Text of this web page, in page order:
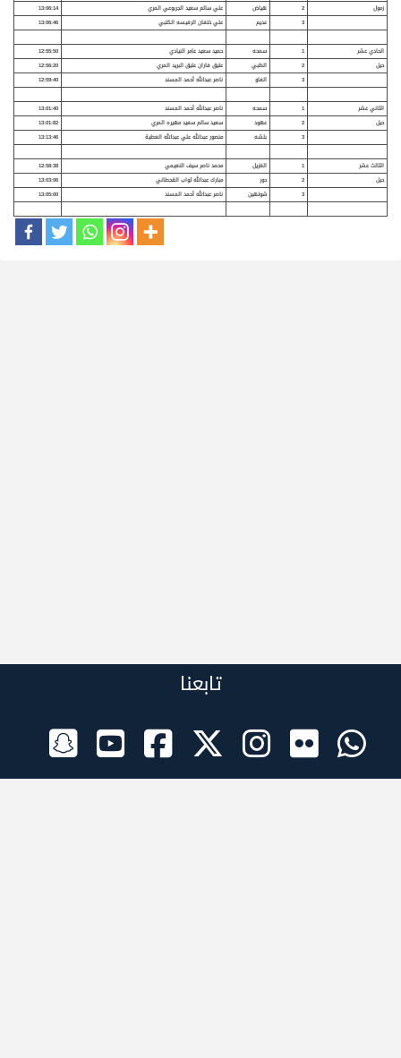
زمول
2 هياض علي سالم سعيد الجربوعي المري
13:06:14
3
عديم علي خلفان الرفيسه الكتبي 13:06:46
الحادي عشر 1 سمحه حميد سعيد عامر النيادي
12:55:50
حيل
2 الظبي عتيق فاران عتيق البريد المري
12:56:20
3
الفاو ناصر عبدالله أحمد المسند 12:59:40
الثاني عشر 1 سمحه ناصر عبدالله أحمد المسند
13:01:40
حيل
2 عهود سعيد سالم سعيد مهيره المري
13:01:82
3
بلشه منصور عبدالله علي عبدالله العطية 13:13:46
الثالث عشر 1 الغزيل محمد ناصر سيف النعيمي
12:58:38
حيل
2 حور مبارك عبدالله ثواب القحطاني
13:03:06
3
شوتهين ناصر عبدالله أحمد المسند 13:05:00
تابعنا